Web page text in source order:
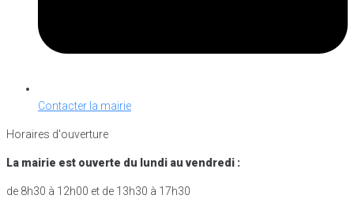
Contacter la mairie
Horaires d'ouverture
La mairie est ouverte du lundi au vendredi :
de 8h30 à 12h00 et de 13h30 à 17h30